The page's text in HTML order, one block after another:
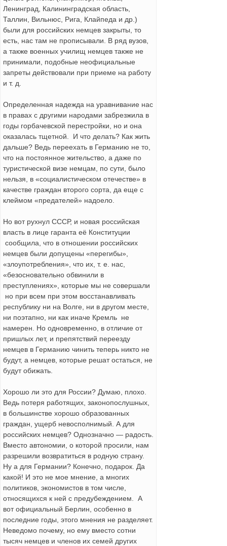
Ленинград, Калининградская область,
Таллин, Вильнюс, Рига, Клайпеда и др.)
были для российских немцев закрыты, то
есть, нас там не прописывали. В ряд вузов,
а также военных училищ немцев также не
принимали, подобные неофициальные
запреты действовали при приеме на работу
и т. д.
Определенная надежда на уравнивание нас
в правах с другими народами забрезжила в
годы горбачевской перестройки, но и она
оказалась тщетной. И что делать? Как жить
дальше? Ведь переехать в Германию не то,
что на постоянное жительство, а даже по
туристической визе немцам, по сути, было
нельзя, в «социалистическом отечестве» в
качестве граждан второго сорта, да еще с
клеймом «предателей» надоело.
Но вот рухнул СССР, и новая российская
власть в лице гаранта её Конституции
сообщила, что в отношении российских
немцев были допущены «перегибы»,
«злоупотребления», что их, т. е. нас,
«безосновательно обвинили в
преступлениях», которые мы не совершали
но при всем при этом восстанавливать
республику ни на Волге, ни в другом месте,
ни поэтапно, ни как иначе Кремль не
намерен. Но одновременно, в отличие от
пришлых лет, и препятствий переезду
немцев в Германию чинить теперь никто не
будут, а немцев, которые решат остаться, не
будут обижать.
Хорошо ли это для России? Думаю, плохо.
Ведь потеря работящих, законопослушных,
в большинстве хорошо образованных
граждан, ущерб невосполнимый. А для
российских немцев? Однозначно — радость.
Вместо автономии, о которой просили, нам
разрешили возвратиться в родную страну.
Ну а для Германии? Конечно, подарок. Да
какой! И это не мое мнение, а многих
политиков, экономистов в том числе,
относящихся к ней с предубеждением. А
вот официальный Берлин, особенно в
последние годы, этого мнения не разделяет.
Неведомо почему, но ему вместо сотни
тысяч немцев и членов их семей других